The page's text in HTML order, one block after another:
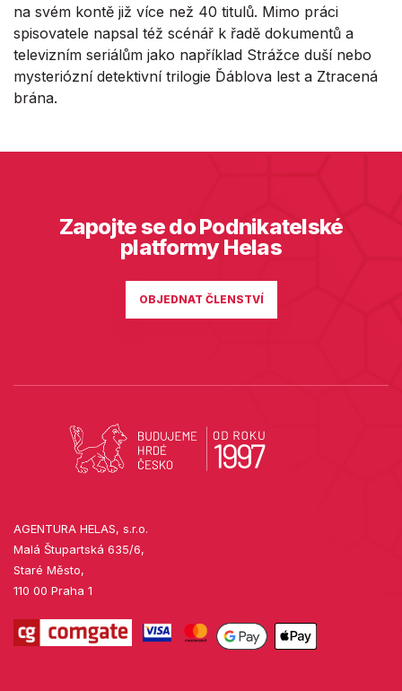
na svém kontě již více než 40 titulů. Mimo práci
spisovatele napsal též scénář k řadě dokumentů a
televizním seriálům jako například Strážce duší nebo
mysteriózní detektivní trilogie Ďáblova lest a Ztracená
brána.
Zapojte se do Podnikatelské
platformy Helas
OBJEDNAT ČLENSTVÍ
AGENTURA HELAS, s.r.o.
Malá Štupartská 635/6,
Staré Město,
110 00 Praha 1